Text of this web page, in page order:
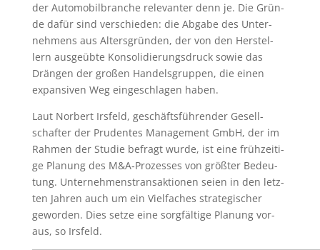
der Auto­mo­bil­bran­che rele­van­ter denn je. Die Grün­
de dafür sind ver­schie­den: die Abga­be des Unter­
neh­mens aus Alters­grün­den, der von den Her­stel­
lern aus­ge­üb­te Kon­so­li­die­rungs­druck sowie das
Drän­gen der gro­ßen Han­dels­grup­pen, die einen
expan­si­ven Weg ein­ge­schla­gen haben.
Laut Nor­bert Irs­feld, geschäfts­füh­ren­der Gesell­
schaf­ter der Pru­den­tes Manage­ment GmbH, der im
Rah­men der Stu­die befragt wur­de, ist eine früh­zei­ti­
ge Pla­nung des M&A‑Prozesses von größ­ter Bedeu­
tung. Unter­neh­mens­trans­ak­tio­nen sei­en in den letz­
ten Jah­ren auch um ein Viel­fa­ches stra­te­gi­scher
gewor­den. Dies set­ze eine sorg­fäl­ti­ge Pla­nung vor­
aus, so Irsfeld.